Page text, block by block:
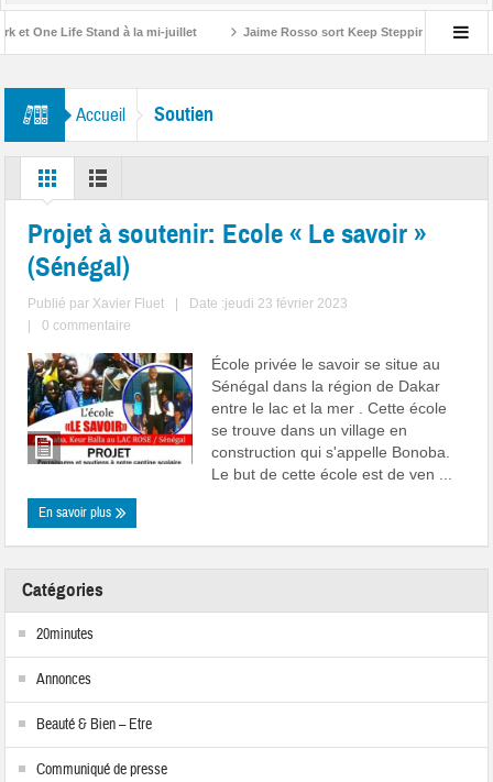
One Life Stand à la mi-juillet Jaime Rosso sort Keep Stepping, son nouvel
Accueil Soutien
Projet à soutenir: Ecole « Le savoir »
(Sénégal)
Publié par Xavier Fluet
Date :jeudi 23 février 2023
0 commentaire
École privée le savoir se situe au
Sénégal dans la région de Dakar
entre le lac et la mer . Cette école
se trouve dans un village en
construction qui s'appelle Bonoba.
Le but de cette école est de ven ...
En savoir plus
Catégories
20minutes
Annonces
Beauté & Bien – Etre
Communiqué de presse